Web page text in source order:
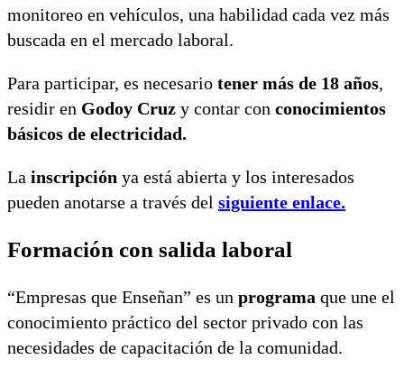
monitoreo en vehículos, una habilidad cada vez más
buscada en el mercado laboral.
Para participar, es necesario tener más de 18 años,
residir en Godoy Cruz y contar con conocimientos
básicos de electricidad.
La inscripción ya está abierta y los interesados
pueden anotarse a través del siguiente enlace.
Formación con salida laboral
“Empresas que Enseñan” es un programa que une el
conocimiento práctico del sector privado con las
necesidades de capacitación de la comunidad.